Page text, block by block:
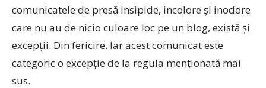
comunicatele de presă insipide, incolore și inodore
care nu au de nicio culoare loc pe un blog, există și
excepții. Din fericire. Iar acest comunicat este
categoric o excepție de la regula menționată mai
sus.